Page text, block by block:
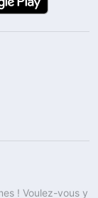
! Voulez-vous y